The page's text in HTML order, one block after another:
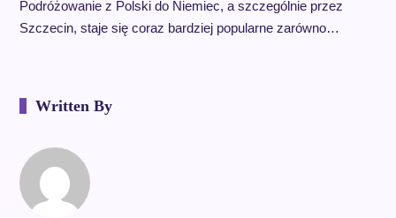
Podróżowanie z Polski do Niemiec, a szczególnie przez
Szczecin, staje się coraz bardziej popularne zarówno…
Written By